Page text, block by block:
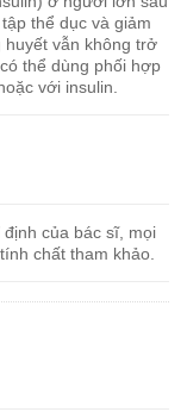
thể dục và giảm
vẫn không trở
thể dùng phối hợp
với insulin.
của bác sĩ, mọi
chất tham khảo.